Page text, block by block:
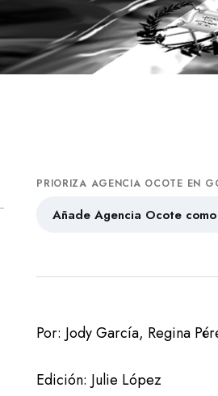
PRIORIZA AGENCIA OCOTE EN
Añade Agencia Ocote
Por: Jody García, Regina
Edición: Julie López